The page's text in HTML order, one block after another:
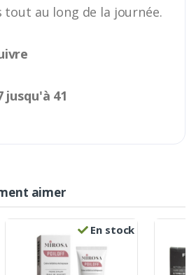
tout au long de la journée.
jusqu'à 41
aimer
En stock